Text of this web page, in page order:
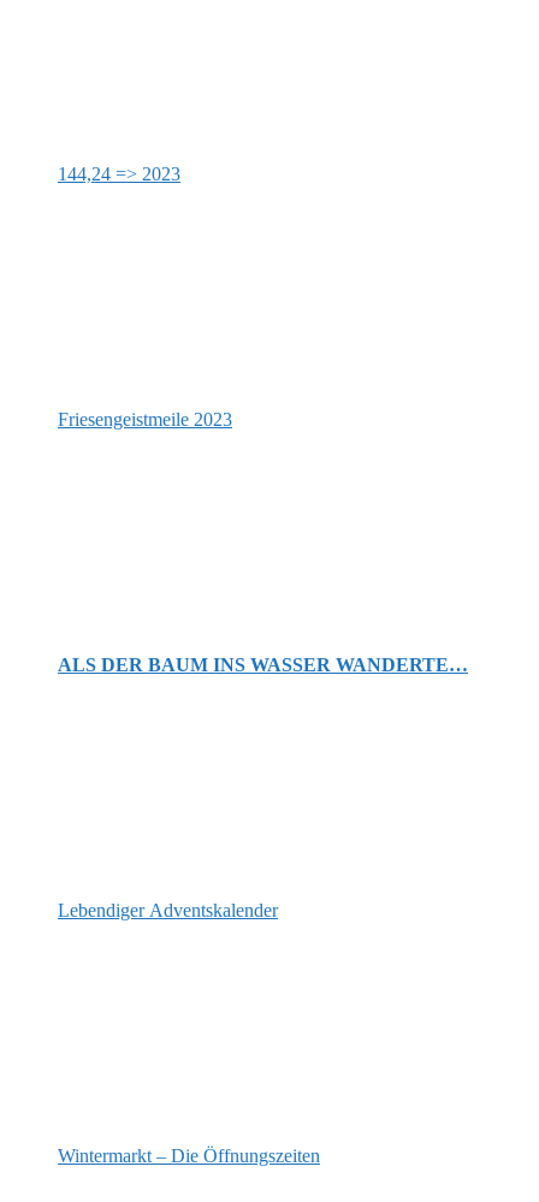
144,24 => 2023
Friesengeistmeile 2023
ALS DER BAUM INS WASSER WANDERTE…
Lebendiger Adventskalender
Wintermarkt – Die Öffnungszeiten